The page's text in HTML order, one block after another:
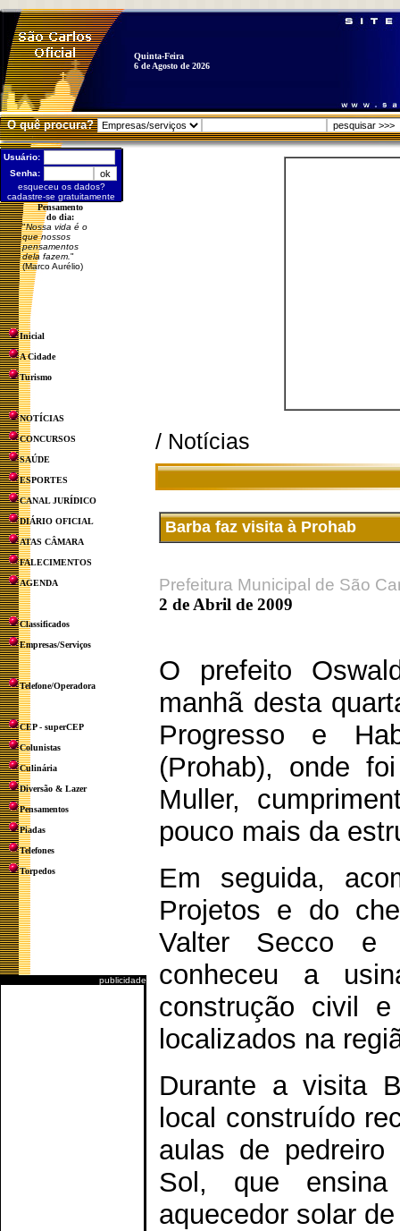
Quinta-Feira
6 de Agosto de 2026
O quê procura?
Usuário:
Senha:
esqueceu os dados?
cadastre-se gratuitamente
Pensamento
do dia:
"Nossa vida é o
que nossos
pensamentos
dela fazem. "
(Marco Aurélio)
Inicial
A Cidade
Turismo
NOTÍCIAS
CONCURSOS
SAÚDE
ESPORTES
CANAL JURÍDICO
DIÁRIO OFICIAL
ATAS CÂMARA
FALECIMENTOS
AGENDA
Classificados
Empresas/Serviços
Telefone/Operadora
CEP - superCEP
Colunistas
Culinária
Diversão & Lazer
Pensamentos
Piadas
Telefones
Torpedos
publicidade
/ Notícias
Barba faz visita à Prohab
Prefeitura Municipal de São
2 de Abril de 2009
O prefeito
manhã desta
Progresso e
(Prohab), onde
Muller,
pouco mais da
Em seguida,
Projetos e do
Valter Secco e
conheceu a
construção civil
localizados na
Durante a visita
local construído
aulas de
Sol, que
aquecedor solar